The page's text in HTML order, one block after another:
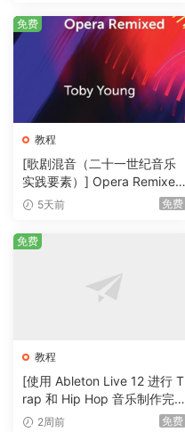
教程
[歌剧混音（二十一世纪音乐
实践要素）] Opera Remixed
(Elements in Twenty-First C
B）
5天前 免费
免费
教程
[使用 Ableton Live 12 进行 T
rap 和 Hip Hop 音乐制作完
整教程] Udemy Trap and Hi
2周前 免费
免费